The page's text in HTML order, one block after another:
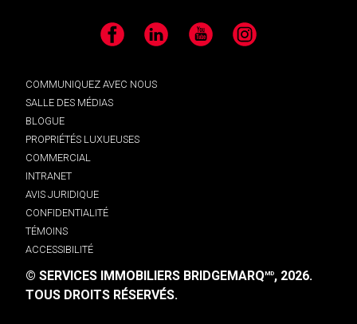
Facebook LinkedIn YouTube Instagram
COMMUNIQUEZ AVEC NOUS
SALLE DES MÉDIAS
BLOGUE
PROPRIÉTÉS LUXUEUSES
COMMERCIAL
INTRANET
AVIS JURIDIQUE
CONFIDENTIALITÉ
TÉMOINS
ACCESSIBILITÉ
© SERVICES IMMOBILIERS BRIDGEMARQMD, 2026.
TOUS DROITS RÉSERVÉS.